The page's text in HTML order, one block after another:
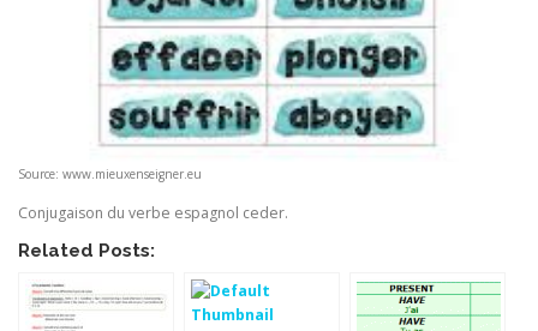
Source: www.mieuxenseigner.eu
Conjugaison du verbe espagnol ceder.
Related Posts: